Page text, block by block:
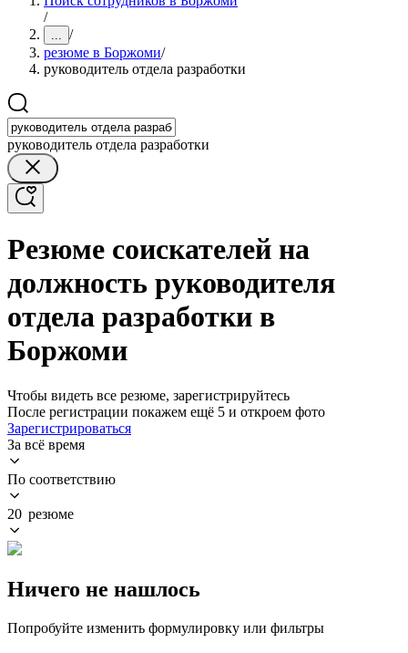
/
... /
резюме в Боржоми/
руководитель отдела разработки
руководитель отдела разработки
Резюме соискателей на
должность руководителя
отдела разработки в
Боржоми
Чтобы видеть все резюме, зарегистрируйтесь
После регистрации покажем ещё 5 и откроем фото
Зарегистрироваться
За всё время
По соответствию
20 резюме
Ничего не нашлось
Попробуйте изменить формулировку или фильтры